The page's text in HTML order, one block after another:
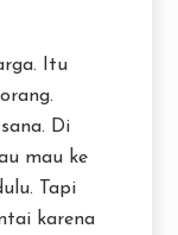
Itu
Di
mau ke
Tapi
karena